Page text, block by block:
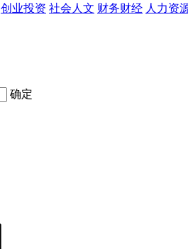
创业投资 社会人文 财务财经 人力资
确定